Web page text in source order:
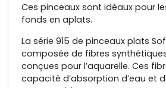
Ces pinceaux sont idéaux pour
fonds en aplats.
La série 915 de pinceaux plats
composée de fibres
conçues pour l’aquarelle. Ces
capacité d’absorption d’eau et